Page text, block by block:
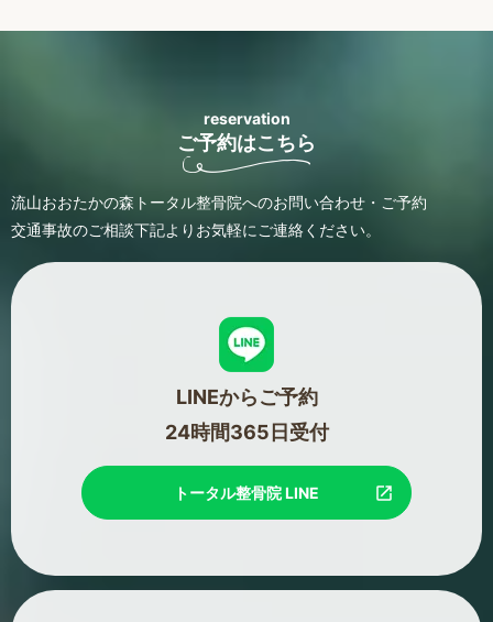
reservation
ご予約はこちら
流山おおたかの森トータル整骨院へのお問い合わせ・ご予約
交通事故のご相談下記よりお気軽にご連絡ください。
LINEからご予約
24時間365日受付
トータル整骨院 LINE